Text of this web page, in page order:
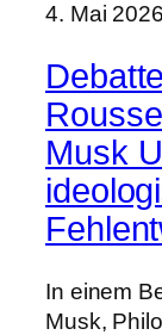
4. Mai 2026
Musk
In einem
Musk,